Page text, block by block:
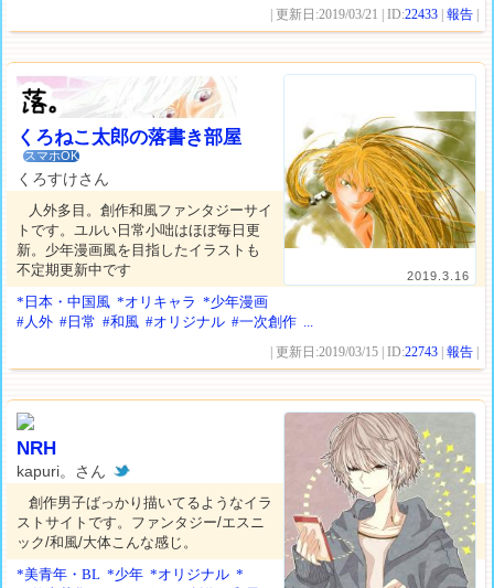
| 更新日:2019/03/21 | ID:22433 |報告
2019.3.16
くろねこ太郎の落書き部屋
スマホOK
くろすけさん
人外多目。創作和風ファンタジーサイ
トです。ユルい日常小咄はほぼ毎日更
新。少年漫画風を目指したイラストも
不定期更新中です
*日本・中国風 *オリキャラ *少年漫画
#人外 #日常 #和風 #オリジナル #一次創作 ...
| 更新日:2019/03/15 | ID:22743 |報告
NRH
kapuri。さん
創作男子ばっかり描いてるようなイラ
ストサイトです。ファンタジー/エスニ
ック/和風/大体こんな感じ。
*美青年・BL *少年 *オリジナル *